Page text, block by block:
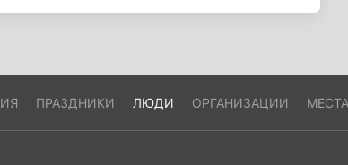
ПРАЗДНИКИ ЛЮДИ ОРГАНИЗАЦИИ МЕСТА